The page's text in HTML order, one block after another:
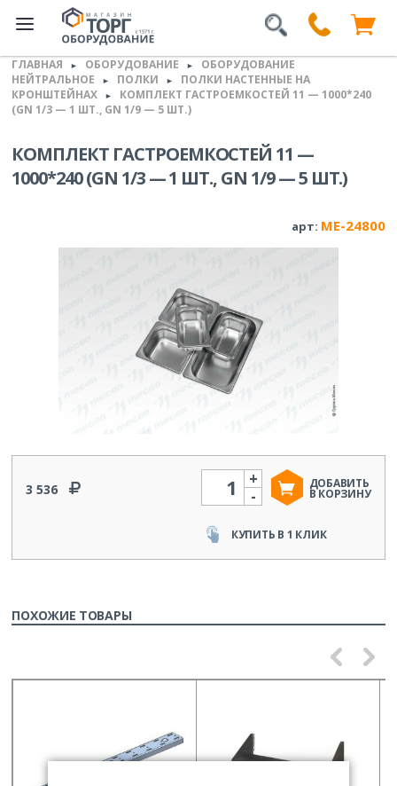
ГЛАВНАЯ ► ОБОРУДОВАНИЕ ►
ОБОРУДОВАНИЕ
НЕЙТРАЛЬНОЕ
► ПОЛКИ ►
ПОЛКИ НАСТЕННЫЕ НА
КРОНШТЕЙНАХ
►
КОМПЛЕКТ ГАСТРОЕМКОСТЕЙ 11 — 1000*240
(GN 1/3 — 1 ШТ., GN 1/9 — 5 ШТ.)
КОМПЛЕКТ ГАСТРОЕМКОСТЕЙ 11 —
1000*240 (GN 1/3 — 1 ШТ., GN 1/9 — 5 ШТ.)
арт: ME-24800
3 536
Количество
-
+ ДОБАВИТЬ
В КОРЗИНУ
КУПИТЬ В 1 КЛИК
ПОХОЖИЕ ТОВАРЫ